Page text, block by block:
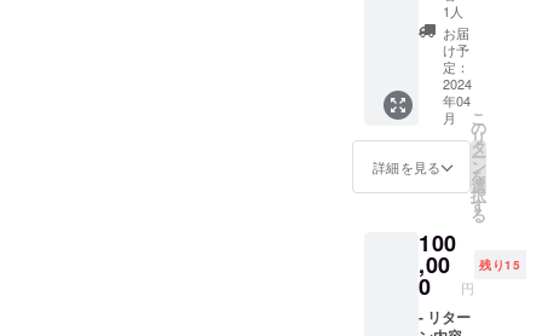
いま
す。
レッド
マーク
のリ
ターン
です。
※ クラ
ファン
協力者
にしか
マーク
ですの
で、こ
の機会
に是非
ティー
ご招待
・アプ
リ内通
貨(ポイ
ント)
50000
円分 ・
運営か
らお礼
のメッ
をお送
り致し
ます。
※ポイン
トはア
1人
お届
け予
定：
2024
年04
月
詳細を見る
こ
の
リ
タ
ー
ン
を
選
択
す
る
100
,00
0 円
残り15
- リター